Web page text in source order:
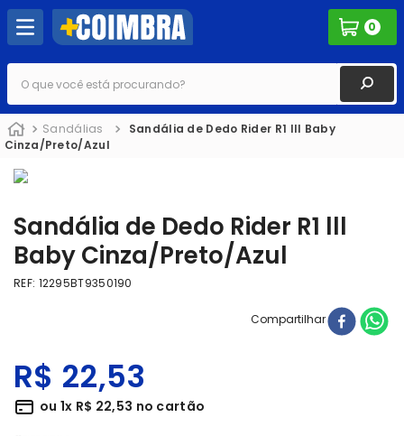
0
O que você está procurando?
Sandálias
Sandália de Dedo Rider R1 lll Baby
Cinza/Preto/Azul
Sandália de Dedo Rider R1 lll
Baby Cinza/Preto/Azul
REF: 12295BT9350190
Compartilhar
R$ 22,53
ou 1x R$ 22,53 no cartão